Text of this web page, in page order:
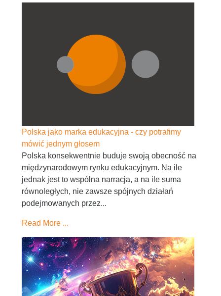
Polska jako marka edukacyjna - czy potrafimy
mówić jednym głosem
Polska konsekwentnie buduje swoją obecność na
międzynarodowym rynku edukacyjnym. Na ile
jednak jest to wspólna narracja, a na ile suma
równoległych, nie zawsze spójnych działań
podejmowanych przez...
Read More ...